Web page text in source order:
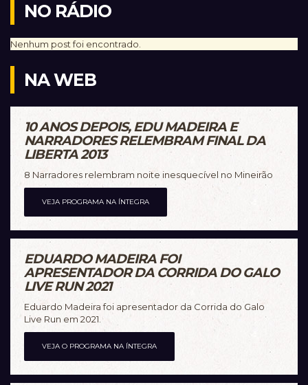
NO RÁDIO
Nenhum post foi encontrado.
NA WEB
10 ANOS DEPOIS, EDU MADEIRA E
NARRADORES RELEMBRAM FINAL DA
LIBERTA 2013
8 Narradores relembram noite inesquecível no Mineirão
VEJA PROGRAMA NA ÍNTEGRA
EDUARDO MADEIRA FOI
APRESENTADOR DA CORRIDA DO GALO
LIVE RUN 2021
Eduardo Madeira foi apresentador da Corrida do Galo
Live Run em 2021.
VEJA O PROGRAMA NA ÍNTEGRA